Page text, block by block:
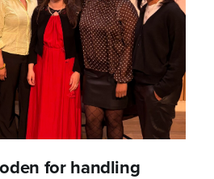
for handling